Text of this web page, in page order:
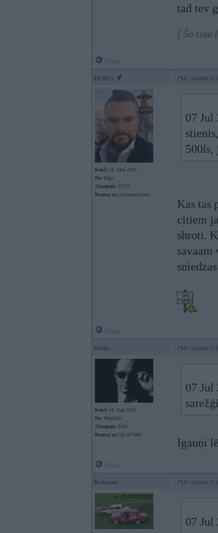
tad tev
[ Šo ziņu
PERFS 07. Jul 2008,
Kopš: 13. May 2002
No: Rīga
Ziņojumi: 13773
Braucu ar: Accelerationism
07 Jul
500ls,
Kas tas
citiem
shroti.
savaam
rucha 07. Jul 2008,
Kopš: 14. Aug 2005
No: Jēkabpils
Ziņojumi: 5348
Braucu ar: QUATTRO
07 Jul
Igauņi
Belluuns 07. Jul 2008,
07 Jul